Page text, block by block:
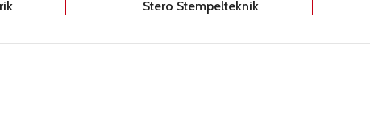
Stero Stempelteknik